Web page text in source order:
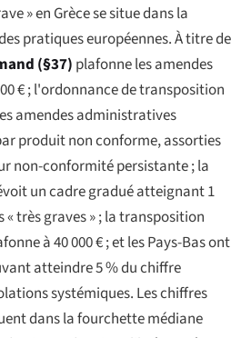
» en Grèce se situe dans la
pratiques européennes. À titre de
(§37) plafonne les amendes
€ ; l'ordonnance de transposition
amendes administratives
produit non conforme, assorties
non-conformité persistante ; la
un cadre gradué atteignant 1
« très graves » ; la transposition
à 40 000 € ; et les Pays-Bas ont
atteindre 5 % du chiffre
systémiques. Les chiffres
dans la fourchette médiane